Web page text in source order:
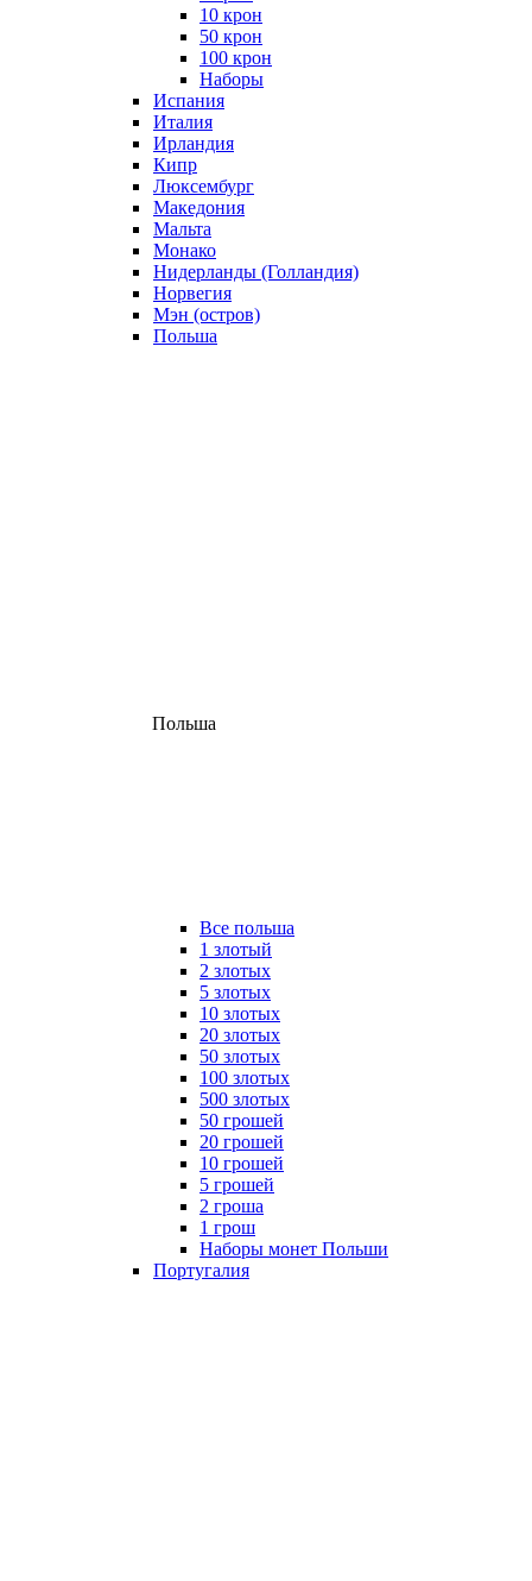
10 крон
50 крон
100 крон
Наборы
Испания
Италия
Ирландия
Кипр
Люксембург
Македония
Мальта
Монако
Нидерланды (Голландия)
Норвегия
Мэн (остров)
Польша
Польша
Все польша
1 злотый
2 злотых
5 злотых
10 злотых
20 злотых
50 злотых
100 злотых
500 злотых
50 грошей
20 грошей
10 грошей
5 грошей
2 гроша
1 грош
Наборы монет Польши
Португалия